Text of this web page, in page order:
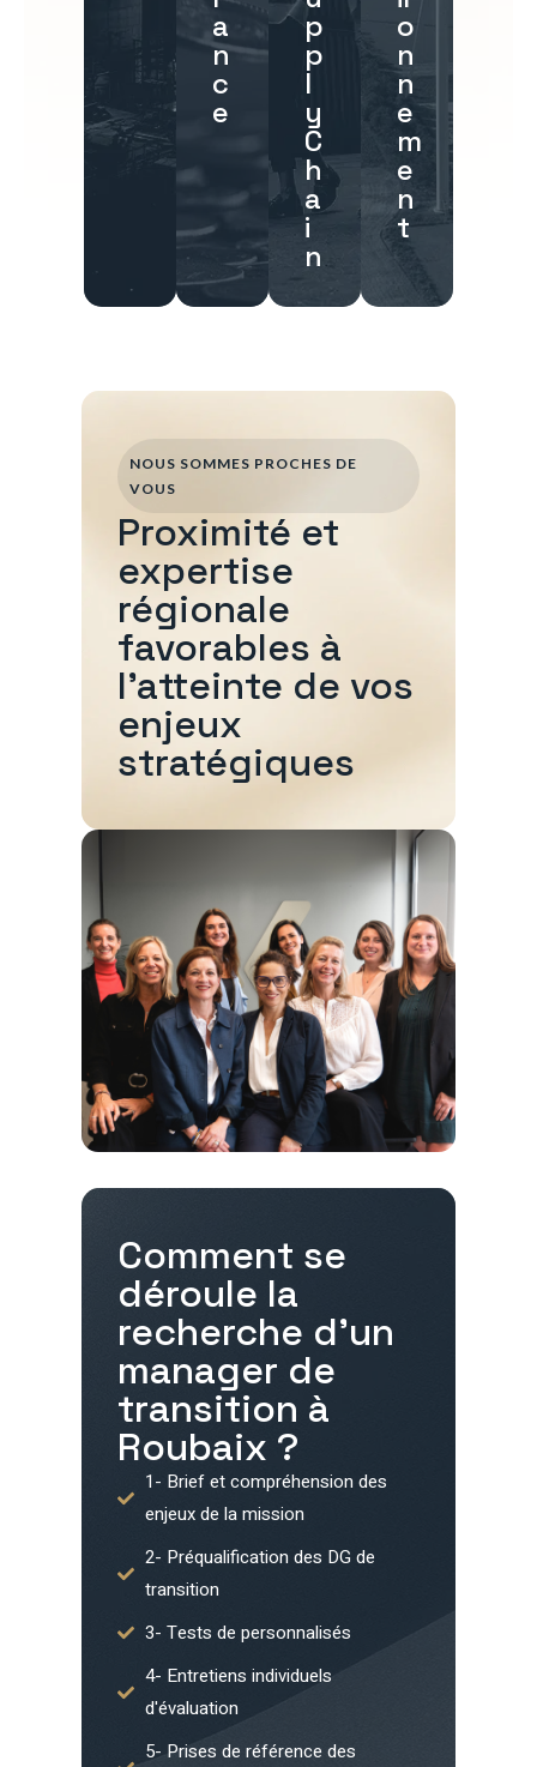
a
n
c
e
p
p
l
y
C
h
a
i
n
o
n
n
e
m
e
n
t
Comment se
déroule la
recherche d'un
manager de
transition à
Roubaix ?
1- Brief et compréhension des
enjeux de la mission
2- Préqualification des DG de
transition
3- Tests de personnalisés
4- Entretiens individuels
d'évaluation
5- Prises de référence des
NOUS SOMMES PROCHES DE
VOUS
Proximité et
expertise
régionale
favorables à
l'atteinte de vos
enjeux
stratégiques